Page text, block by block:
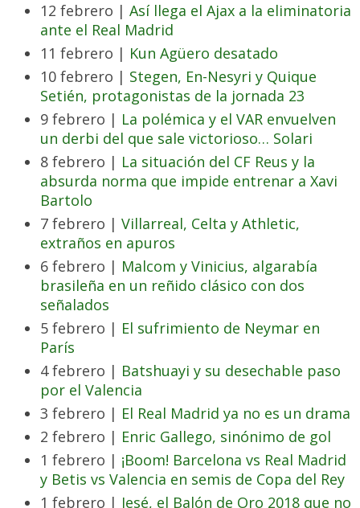
12 febrero | Así llega el Ajax a la eliminatoria
ante el Real Madrid
11 febrero | Kun Agüero desatado
10 febrero | Stegen, En-Nesyri y Quique
Setién, protagonistas de la jornada 23
9 febrero | La polémica y el VAR envuelven
un derbi del que sale victorioso… Solari
8 febrero | La situación del CF Reus y la
absurda norma que impide entrenar a Xavi
Bartolo
7 febrero | Villarreal, Celta y Athletic,
extraños en apuros
6 febrero | Malcom y Vinicius, algarabía
brasileña en un reñido clásico con dos
señalados
5 febrero | El sufrimiento de Neymar en
París
4 febrero | Batshuayi y su desechable paso
por el Valencia
3 febrero | El Real Madrid ya no es un drama
2 febrero | Enric Gallego, sinónimo de gol
1 febrero | ¡Boom! Barcelona vs Real Madrid
y Betis vs Valencia en semis de Copa del Rey
1 febrero | Jesé, el Balón de Oro 2018 que no